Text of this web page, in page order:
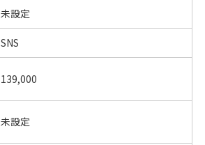
未設定
SNS
139,000
未設定